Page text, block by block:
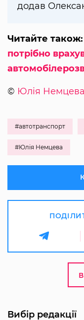
додав
Читайте також:
потрібно
© Юлія Немцева
#автотранспорт
#Юлія Немцева
Вибір редакції